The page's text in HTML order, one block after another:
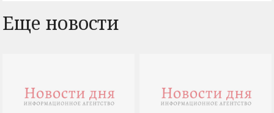
Еще новости